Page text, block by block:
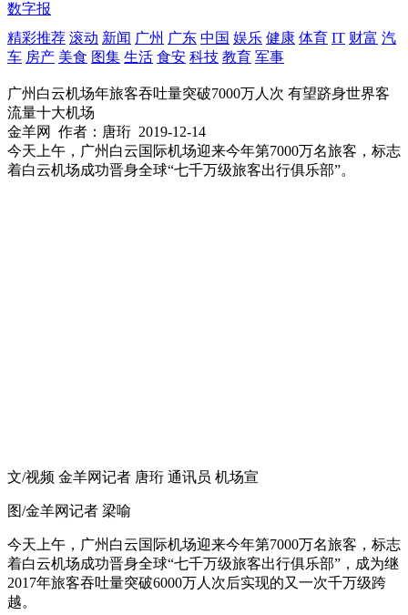
数字报
精彩推荐 滚动 新闻 广州 广东 中国 娱乐 健康 体育 IT 财富 汽
车 房产 美食 图集 生活 食安 科技 教育 军事
广州白云机场年旅客吞吐量突破7000万人次 有望跻身世界客
流量十大机场
金羊网
作者：唐珩 2019-12-14
今天上午，广州白云国际机场迎来今年第7000万名旅客，标志
着白云机场成功晋身全球“七千万级旅客出行俱乐部”。
文/视频 金羊网记者 唐珩 通讯员 机场宣
图/金羊网记者 梁喻
今天上午，广州白云国际机场迎来今年第7000万名旅客，标志
着白云机场成功晋身全球“七千万级旅客出行俱乐部”，成为继
2017年旅客吞吐量突破6000万人次后实现的又一次千万级跨
越。